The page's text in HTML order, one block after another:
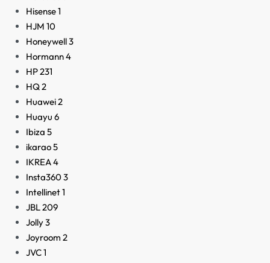
Hisense1
HJM 10
Honeywell3
Hormann4
HP231
HQ2
Huawei2
Huayu 6
Ibiza 5
ikarao5
IKREA4
Insta3603
Intellinet1
JBL209
Jolly3
Joyroom 2
JVC1